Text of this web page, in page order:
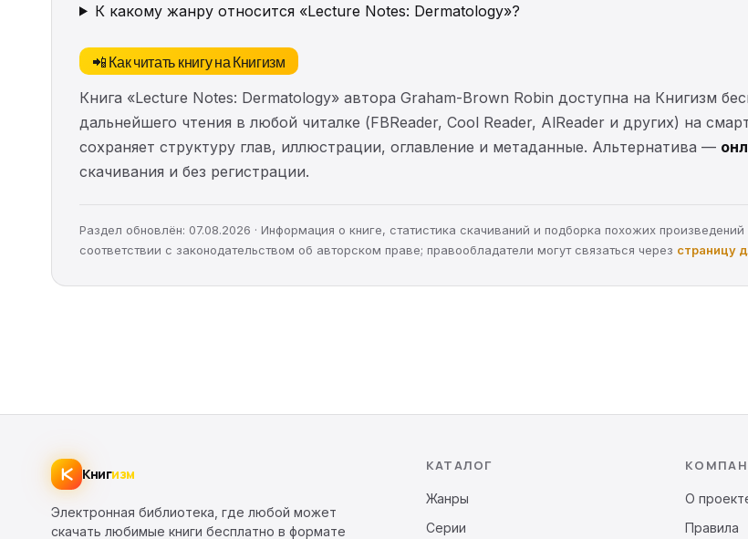
К какому жанру относится «Lecture Notes: Dermatology»?
📲 Как читать книгу на Книгизм
Книга «Lecture Notes: Dermatology» автора Graham-Brown Robin доступна на Книгизм
дальнейшего чтения в любой читалке (FBReader, Cool Reader, AlReader и других) на
сохраняет структуру глав, иллюстрации, оглавление и метаданные. Альтернатива —
скачивания и без регистрации.
Раздел обновлён: 07.08.2026 · Информация о книге, статистика скачиваний и подборка похожих
соответствии с законодательством об авторском праве; правообладатели могут связаться через страницу
Книгизм
Электронная библиотека, где любой может
скачать любимые книги бесплатно в формате
КАТАЛОГ
Жанры
Серии
О
Правила